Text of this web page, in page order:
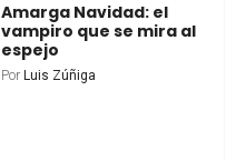
Amarga Navidad: el
vampiro que se mira al
espejo
Por Luis Zúñiga